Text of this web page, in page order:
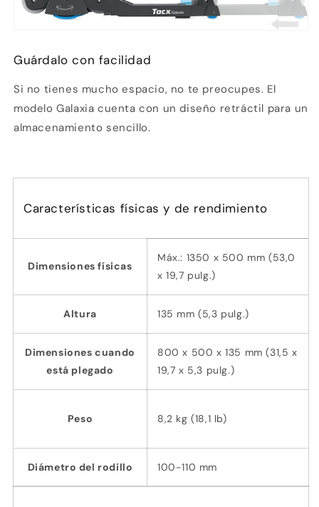
Guárdalo con facilidad
Si no tienes mucho espacio, no te preocupes. El
modelo Galaxia cuenta con un diseño retráctil para un
almacenamiento sencillo.
Características físicas y de rendimiento
Dimensiones físicas
Máx.: 1350 x 500 mm (53,0
x 19,7 pulg.)
Altura 135 mm (5,3 pulg.)
Dimensiones cuando
está plegado
800 x 500 x 135 mm (31,5 x
19,7 x 5,3 pulg.)
Peso 8,2 kg (18,1 lb)
Diámetro del rodillo 100-110 mm
pagar con Meses sin Tarjeta.
En tu cuenta de Mercado Pago,
la cantidad de meses
Paga mes a mescon saldo disponible,
débito u otros medios.